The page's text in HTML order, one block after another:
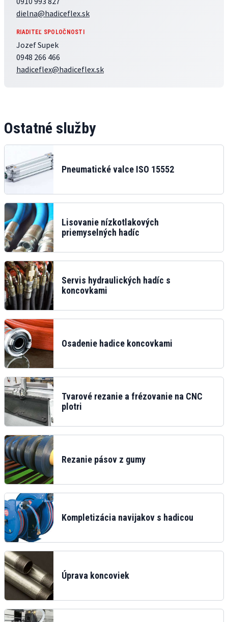
dielna@hadiceflex.sk
RIADITEĽ SPOLOČNOSTI
Jozef Supek
0948 266 466
hadiceflex@hadiceflex.sk
Ostatné služby
Pneumatické valce ISO 15552
Lisovanie nízkotlakových
priemyselných hadíc
Servis hydraulických hadíc s
koncovkami
Osadenie hadice koncovkami
Tvarové rezanie a frézovanie na CNC
plotri
Rezanie pásov z gumy
Kompletizácia navijakov s hadicou
Úprava koncoviek